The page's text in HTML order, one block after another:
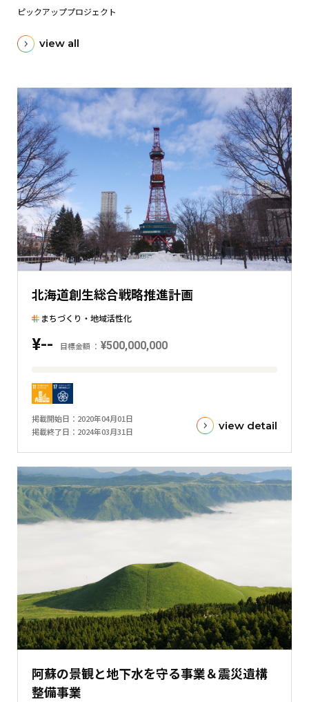
ピックアッププロジェクト
view all
北海道創生総合戦略推進計画
まちづくり・地域活性化
¥-- 目標金額 ¥500,000,000
標
金
額
在
の
金
額
を
表
し
た
棒
グ
掲載開始日
2020年04月01日
掲載終了日
2024年03月31日 view detail
阿蘇の景観と地下水を守る事業＆震災遺構
整備事業